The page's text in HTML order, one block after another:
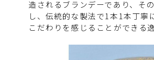
造されるブランデーであり、そ
し、伝統的な製法で1本1本丁寧
こだわりを感じることができる逸